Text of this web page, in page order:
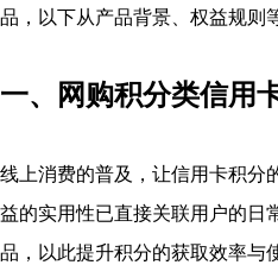
品，以下从产品背景、权益规则
一、网购积分类信用
线上消费的普及，让信用卡积
益的实用性已直接关联用户的日
品，以此提升积分的获取效率与